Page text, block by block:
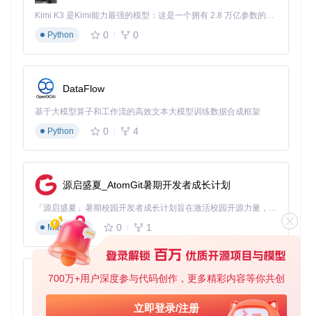
700万+用户深度参与代码创作，更多精彩内容等你共创
立即登录/注册
解决版本不匹配问题。
验证修复效果
升级完成后，重新运行前述诊断脚本，确认输出中包含"CUDA
ExecutionProvider"，且设备信息显示为GPU。此时DWPose
预处理器应能正常初始化并加载模型。
长效架构方案：环境隔离与版本管理
创建专用虚拟环境
使用conda创建独立的虚拟环境，避免不同项目间的依赖冲
# 创建专用环境
conda create -n comfyui-env python=3.10
conda activate comfyui-env
# 安装兼容版本的核心依赖
pip install torch==2.0.1+cu118
这种隔离方案如同为每个项目建造独立的"实验室"，确保环境
纯净不受干扰。
Kimi K3 是Kimi能力最强的模型：这是一个拥有 2.8 万亿参数的混合专家（MoE）模型，具备原生视觉理解能力，并支持 100 万 token 的上下文窗口。
Python
0 0
DataFlow
基于大模型算子和工作流的高效文本大模型训练数据合成框架
Python
0 4
源启盛夏_AtomGit暑期开发者成长计划
「源启盛夏」暑期校园开发者成长计划旨在激活校园开源力量，通过积分激励、认证扶持、资源倾斜等形式，引导高校组织和开发者完成「入驻 — 建项目 — 做贡献 — 获认证 — 得资源」的完整闭环。无论你是想带领社团入驻平台的组织者，还是希望用代码贡献证明自己的开发者，都能在这里找到属于你的成长路径。
Markdown
0 1
py-xiaozhi
基于Python的Xiaozhi AI，适用于想要完整Xiaozhi体验而无需拥有专用硬件的用户。